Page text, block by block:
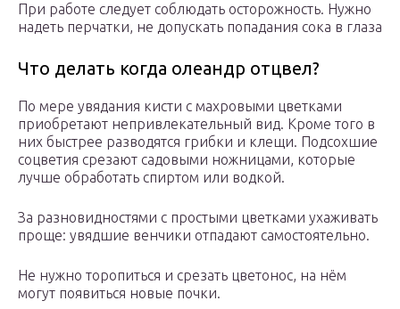
При работе следует соблюдать осторожность. Нужно
надеть перчатки, не допускать попадания сока в глаза
Что делать когда олеандр отцвел?
По мере увядания кисти с махровыми цветками
приобретают непривлекательный вид. Кроме того в
них быстрее разводятся грибки и клещи. Подсохшие
соцветия срезают садовыми ножницами, которые
лучше обработать спиртом или водкой.
За разновидностями с простыми цветками ухаживать
проще: увядшие венчики отпадают самостоятельно.
Не нужно торопиться и срезать цветонос, на нём
могут появиться новые почки.